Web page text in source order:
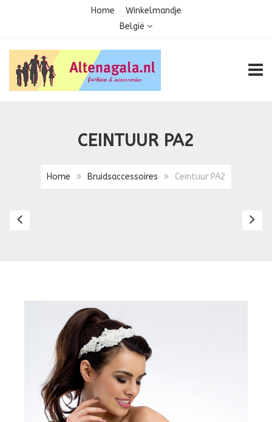
Home
Winkelmandje
België
CEINTUUR PA2
Home Bruidsaccessoires Ceintuur PA2
Ceintuur